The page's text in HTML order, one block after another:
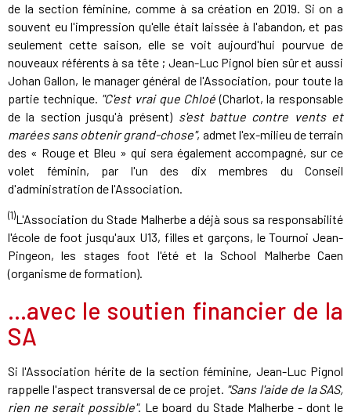
de la section féminine, comme à sa création en 2019. Si on a
souvent eu l'impression qu'elle était laissée à l'abandon, et pas
seulement cette saison, elle se voit aujourd'hui pourvue de
nouveaux référents à sa tête ; Jean-Luc Pignol bien sûr et aussi
Johan Gallon, le manager général de l'Association, pour toute la
partie technique. "C'est vrai que Chloé(Charlot, la responsable
de la section jusqu'à présent) s'est battue contre vents et
marées sans obtenir grand-chose", admet l'ex-milieu de terrain
des « Rouge et Bleu » qui sera également accompagné, sur ce
volet féminin, par l'un des dix membres du Conseil
d'administration de l'Association.
(1)L'Association du Stade Malherbe a déjà sous sa responsabilité
l'école de foot jusqu'aux U13, filles et garçons, le Tournoi Jean-
Pingeon, les stages foot l'été et la School Malherbe Caen
(organisme de formation).
...avec le soutien financier de la
SA
Si l'Association hérite de la section féminine, Jean-Luc Pignol
rappelle l'aspect transversal de ce projet. "Sans l'aide de la SAS,
rien ne serait possible". Le board du Stade Malherbe - dont le